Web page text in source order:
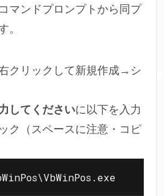
マンドプロンプトから同プ
。
クリックして新規作成→シ
してくださいに以下を入力
ク（スペースに注意・コピ